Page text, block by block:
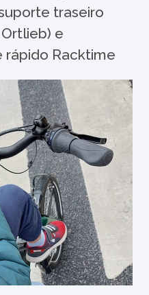
traseiro
e
rápido Racktime